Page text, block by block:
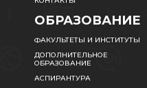
ОБРАЗОВАНИЕ
ФАКУЛЬТЕТЫ И ИНСТИТУТЫ
ДОПОЛНИТЕЛЬНОЕ
ОБРАЗОВАНИЕ
АСПИРАНТУРА